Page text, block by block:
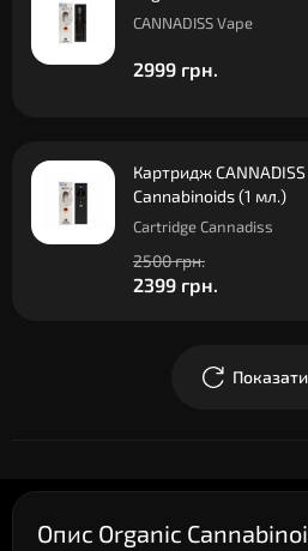
CANNADISS Vape
2999 грн.
Картридж
Cannabinoids (1 мл.)
Cartridge Cannadiss
2500 грн.
2399 грн.
Опис Organic